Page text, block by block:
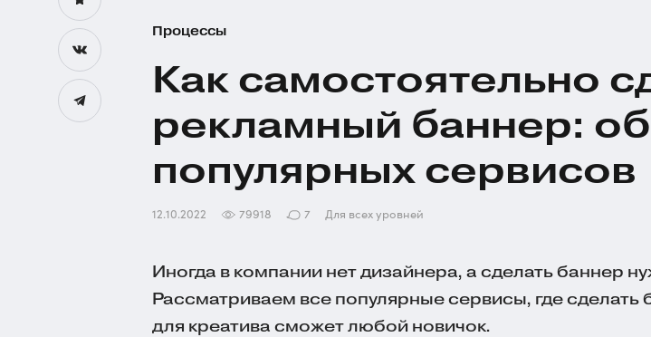
Процессы
Как самостоятельно
рекламный баннер:
популярных сервисов
12.10.2022 79918 7 Для всех уровней
Иногда в компании нет дизайнера, а сделать баннер
Рассматриваем все популярные сервисы, где сделать
для креатива сможет любой новичок.